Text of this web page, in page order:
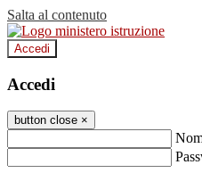
Salta al contenuto
Accedi
Accedi
button close ×